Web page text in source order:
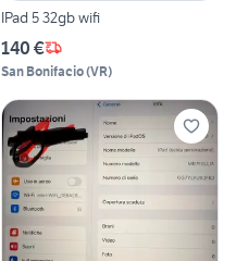
IPad 5 32gb wifi
140 €
San Bonifacio(VR)